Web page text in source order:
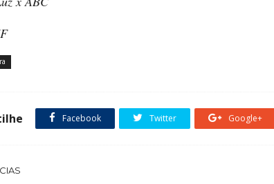
Facebook Twitter Google+